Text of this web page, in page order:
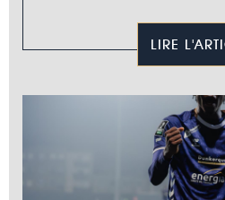
LIRE